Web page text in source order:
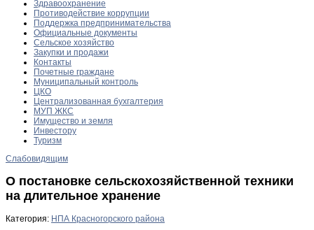
Здравоохранение
Противодействие коррупции
Поддержка предпринимательства
Официальные документы
Сельское хозяйство
Закупки и продажи
Контакты
Почетные граждане
Муниципальный контроль
ЦКО
Централизованная бухгалтерия
МУП ЖКС
Имущество и земля
Инвестору
Туризм
Слабовидящим
О постановке сельскохозяйственной техники
на длительное хранение
Категория: НПА Красногорского района